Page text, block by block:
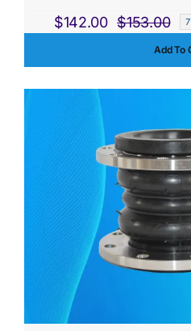
$153.00
Le
$142.00
Le
Add To